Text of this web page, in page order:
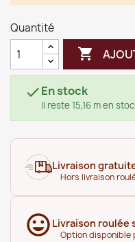
Quantité

En stock
Il reste 15,16 m en
Livraison
Hors livraison
Livraison roulée
Option disponible